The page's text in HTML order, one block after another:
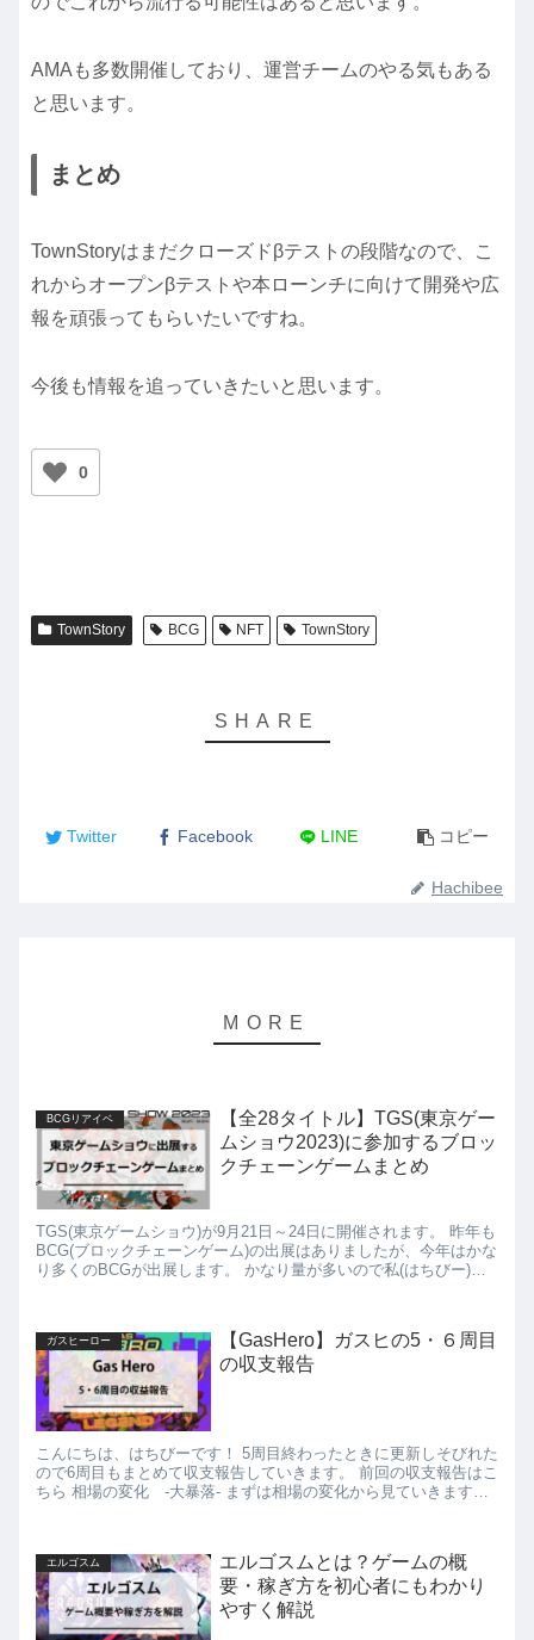
AMAも多数開催しており、運営チームのやる気もある
と思います。
まとめ
TownStoryはまだクローズドβテストの段階なので、こ
れからオープンβテストや本ローンチに向けて開発や広
報を頑張ってもらいたいですね。
今後も情報を追っていきたいと思います。
0
TownStory BCG NFT TownStory
Twitter Facebook LINE コピー
Hachibee
BCGリアイベ
【全28タイトル】TGS(東京ゲー
ムショウ2023)に参加するブロッ
クチェーンゲームまとめ
TGS(東京ゲームショウ)が9月21日～24日に開催されます。 昨年も
BCG(ブロックチェーンゲーム)の出展はありましたが、今年はかな
り多くのBCGが出展します。 かなり量が多いので私(はちびー)が
ガスヒーロー
【GasHero】ガスヒの5・６周目
の収支報告
こんにちは、はちびーです！ 5周目終わったときに更新しそびれた
ので6周目もまとめて収支報告していきます。 前回の収支報告はこ
ちら 相場の変化 -大暴落- まずは相場の変化から見ていきます。
エルゴスム
エルゴスムとは？ゲームの概
要・稼ぎ方を初心者にもわかり
やすく解説